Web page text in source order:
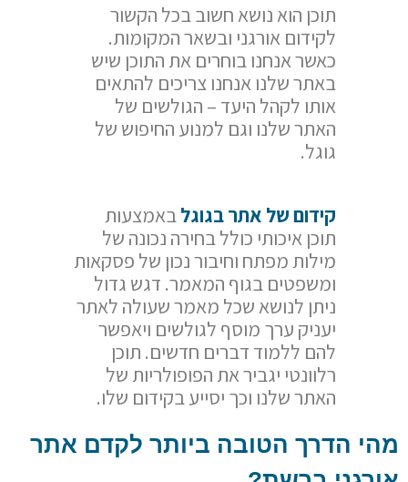
תוכן הוא נושא חשוב בכל הקשור
לקידום אורגני ובשאר המקומות.
כאשר אנחנו בוחרים את התוכן שיש
באתר שלנו אנחנו צריכים להתאים
אותו לקהל היעד – הגולשים של
האתר שלנו וגם למנוע החיפוש של
גוגל.
קידום של אתר בגוגלבאמצעות
תוכן איכותי כולל בחירה נכונה של
מילות מפתח וחיבור נכון של פסקאות
ומשפטים בגוף המאמר. דגש גדול
ניתן לנושא שכל מאמר שעולה לאתר
יעניק ערך מוסף לגולשים ויאפשר
להם ללמוד דברים חדשים. תוכן
רלוונטי יגביר את הפופולריות של
האתר שלנו וכך יסייע בקידום שלו.
מהי הדרך הטובה ביותר לקדם אתר